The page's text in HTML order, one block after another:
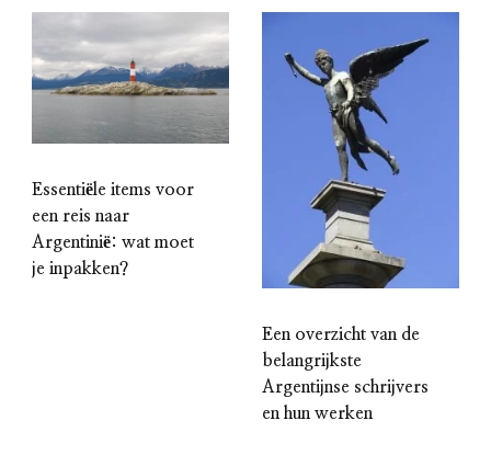
Essentiële items voor
een reis naar
Argentinië: wat moet
je inpakken?
Een overzicht van de
belangrijkste
Argentijnse schrijvers
en hun werken